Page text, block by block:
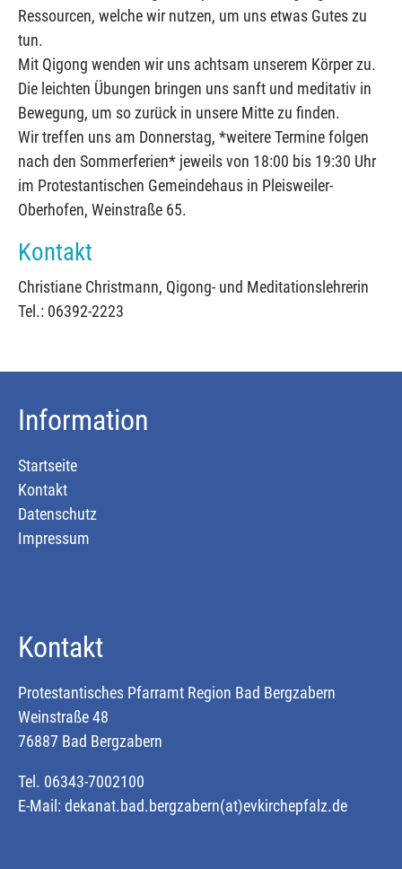
Ressourcen, welche wir nutzen, um uns etwas Gutes zu
tun.
Mit Qigong wenden wir uns achtsam unserem Körper zu.
Die leichten Übungen bringen uns sanft und meditativ in
Bewegung, um so zurück in unsere Mitte zu finden.
Wir treffen uns am Donnerstag, *weitere Termine folgen
nach den Sommerferien* jeweils von 18:00 bis 19:30 Uhr
im Protestantischen Gemeindehaus in Pleisweiler-
Oberhofen, Weinstraße 65.
Kontakt
Christiane Christmann, Qigong- und Meditationslehrerin
Tel.: 06392-2223
Information
Startseite
Kontakt
Datenschutz
Impressum
Kontakt
Protestantisches Pfarramt Region Bad Bergzabern
Weinstraße 48
76887 Bad Bergzabern
Tel. 06343-7002100
E-Mail: dekanat.bad.bergzabern(at)evkirchepfalz.de